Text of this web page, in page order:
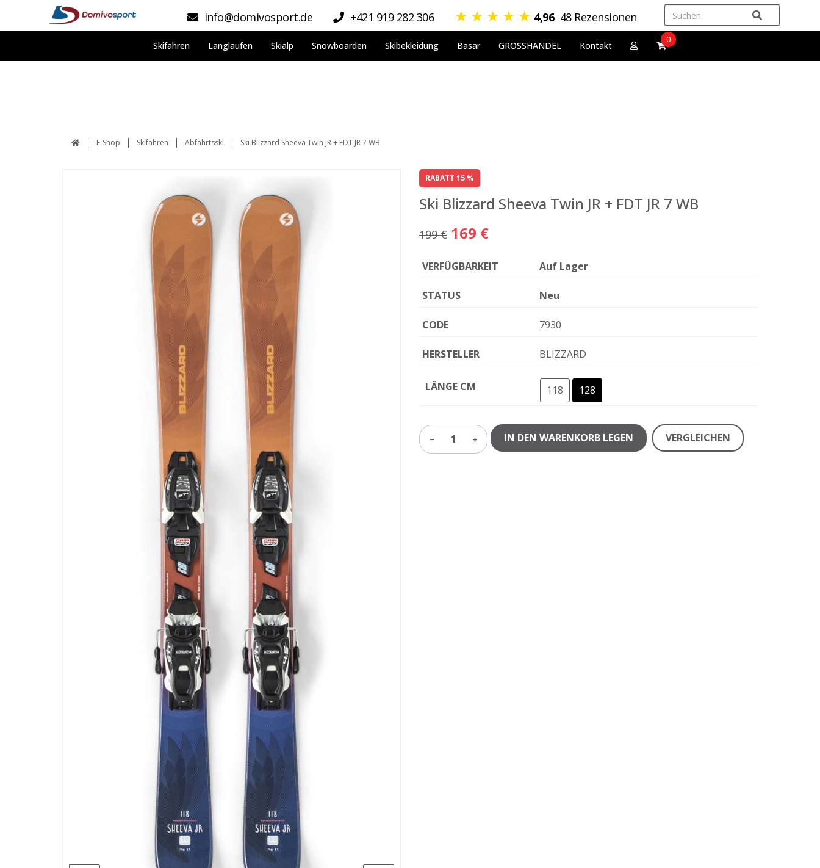
info@domivosport.de +421 919 282 306 ★ ★ ★ ★ ★ 4,96 48 Rezensionen
Skifahren Langlaufen Skialp Snowboarden Skibekleidung Basar GROSSHANDEL Kontakt
0
E-Shop Skifahren Abfahrtsski Ski Blizzard Sheeva Twin JR + FDT JR 7 WB
RABATT 15 %
Ski Blizzard Sheeva Twin JR + FDT JR 7 WB
199 € 169 €
VERFÜGBARKEIT Auf Lager
STATUS Neu
CODE 7930
HERSTELLER BLIZZARD
LÄNGE CM 118 128
1 IN DEN WARENKORB LEGEN VERGLEICHEN